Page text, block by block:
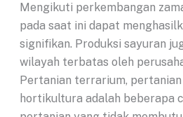
Mengikuti perkembangan
pada saat ini dapat
signifikan. Produksi sayuran
wilayah terbatas oleh
Pertanian terrarium, pertanian
hortikultura adalah beberapa